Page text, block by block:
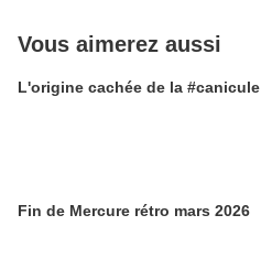
Vous aimerez aussi
L'origine cachée de la #canicule
Fin de Mercure rétro mars 2026